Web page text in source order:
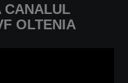
CANALUL
OLTENIA